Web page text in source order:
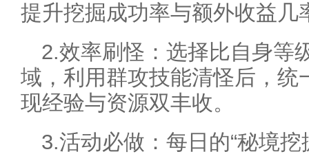
提升挖掘成功率与额外收益几
2.效率刷怪：选择比自身等
域，利用群攻技能清怪后，统
现经验与资源双丰收。
3.活动必做：每日的“秘境挖